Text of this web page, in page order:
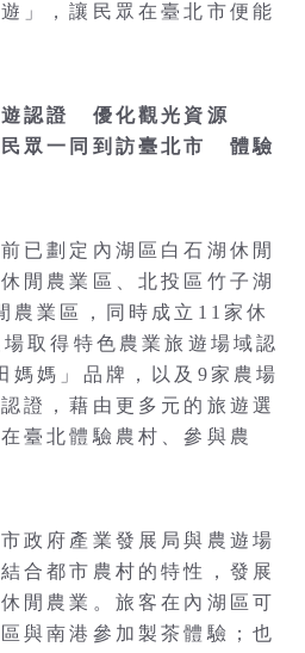
」，讓民眾在臺北市便能
認證 優化觀光資源
眾一同到訪臺北市 體驗
已劃定內湖區白石湖休閒
閒農業區、北投區竹子湖
農業區，同時成立11家休
取得特色農業旅遊場域認
媽媽」品牌，以及9家農場
證，藉由更多元的旅遊選
臺北體驗農村、參與農
政府產業發展局與農遊場
合都市農村的特性，發展
閒農業。旅客在內湖區可
與南港參加製茶體驗；也